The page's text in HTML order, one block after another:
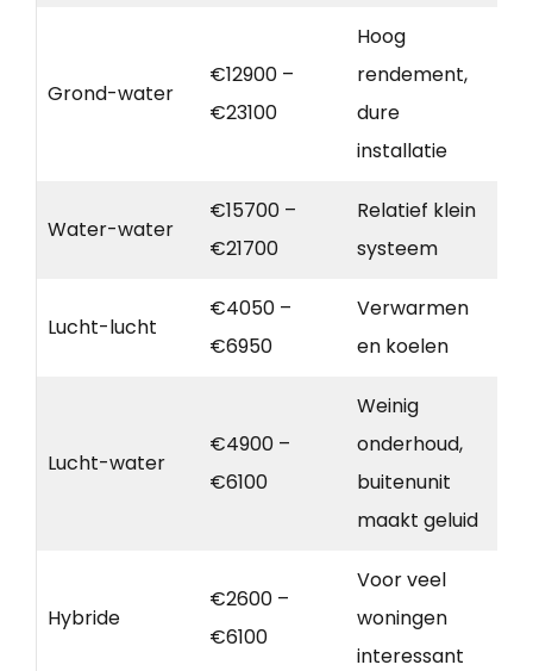
Grond-water
€12900 –
€23100
Hoog
rendement,
dure
installatie
Water-water
€15700 –
€21700
Relatief klein
systeem
Lucht-lucht
€4050 –
€6950
Verwarmen
en koelen
Lucht-water
€4900 –
€6100
Weinig
onderhoud,
buitenunit
maakt geluid
Hybride
€2600 –
€6100
Voor veel
woningen
interessant